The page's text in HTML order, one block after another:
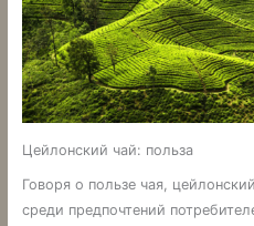
Цейлонский чай: польза
Говоря о пользе чая,
среди предпочтений